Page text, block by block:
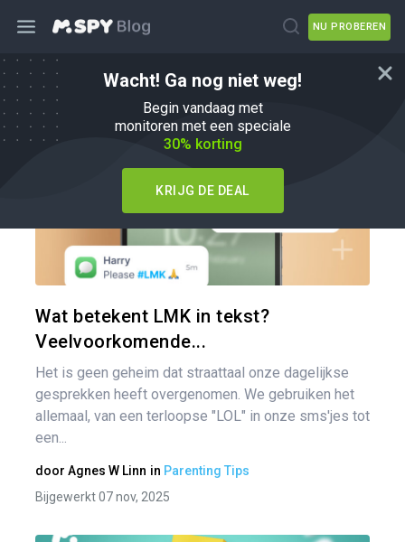
NU PROBEREN
Wacht! Ga nog niet weg!
Begin vandaag met
monitoren met een speciale
30% korting
KRIJG DE DEAL
Tips voor ouders
Wat betekent LMK in tekst?
Veelvoorkomende...
Het is geen geheim dat straattaal onze dagelijkse
gesprekken heeft overgenomen. We gebruiken het
allemaal, van een terloopse "LOL" in onze sms'jes tot
een...
door Agnes W Linn in Parenting Tips
Bijgewerkt 07 nov, 2025